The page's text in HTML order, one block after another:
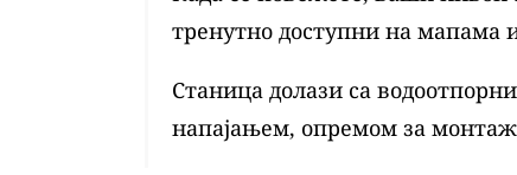
тренутно доступни на мапама
Станица долази са
напајањем, опремом за